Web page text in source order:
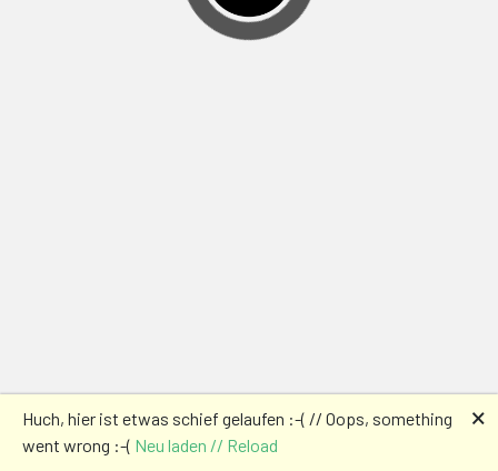
Huch, hier ist etwas schief gelaufen :-( // Oops, something
went wrong :-( Neu laden // Reload
🗙